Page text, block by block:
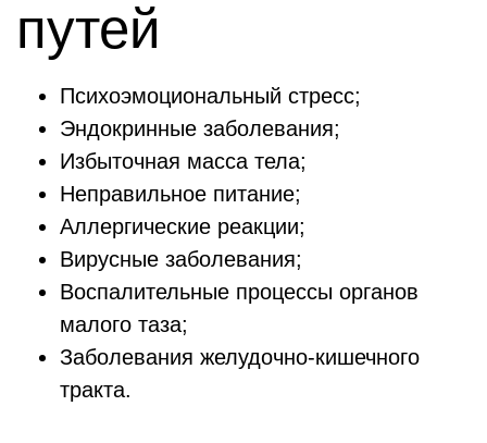
путей
Психоэмоциональный стресс;
Эндокринные заболевания;
Избыточная масса тела;
Неправильное питание;
Аллергические реакции;
Вирусные заболевания;
Воспалительные процессы органов
малого таза;
Заболевания желудочно-кишечного
тракта.